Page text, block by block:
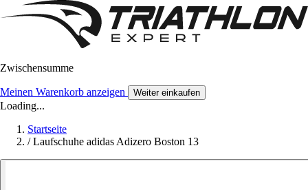
Zwischensumme
Meinen Warenkorb anzeigen Weiter einkaufen
Loading...
Startseite
/ Laufschuhe adidas Adizero Boston 13